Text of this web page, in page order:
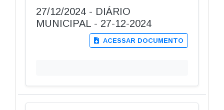
27/12/2024 - DIÁRIO
MUNICIPAL - 27-12-2024
ACESSAR DOCUMENTO